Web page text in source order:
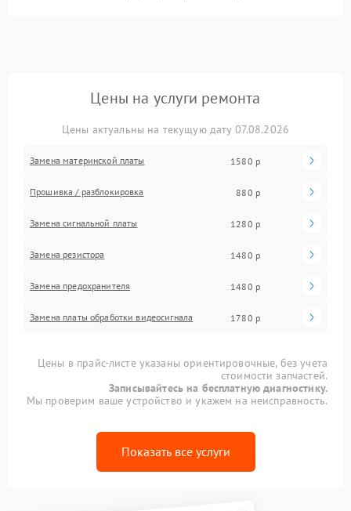
Цены на услуги ремонта
Цены актуальны на текущую дату 07.08.2026
Замена материнской платы 1580 р
Прошивка / разблокировка 880 р
Замена сигнальной платы 1280 р
Замена резистора 1480 р
Замена предохранителя 1480 р
Замена платы обработки видеосигнала 1780 р
Цены в прайс-листе указаны ориентировочные, без учета
стоимости запчастей.
Записывайтесь на бесплатную диагностику.
Мы проверим ваше устройство и укажем на неисправность.
Показать все услуги